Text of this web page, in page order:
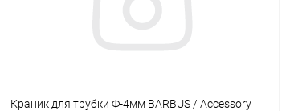
Краник для трубки Ф-4мм BARBUS / Accessory